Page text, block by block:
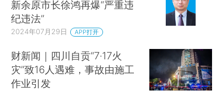
新余原市长徐鸿再爆“严重违
纪违法”
2024年07月29日 APP打开
财新闻｜四川自贡“7·17火
灾”致16人遇难，事故由施工
作业引发